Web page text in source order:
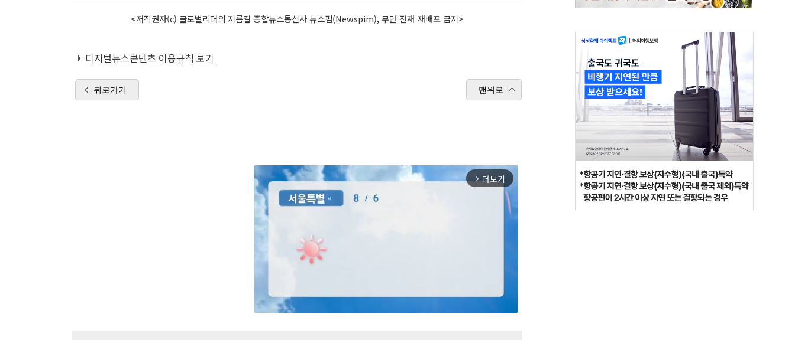
<저작권자(c) 글로벌리더의 지름길 종합뉴스통신사 뉴스핌(Newspim), 무단 전재-재배포 금지>
디지털뉴스콘텐츠 이용규칙 보기
뒤로가기 맨위로
arrow_forward_ios 더보기